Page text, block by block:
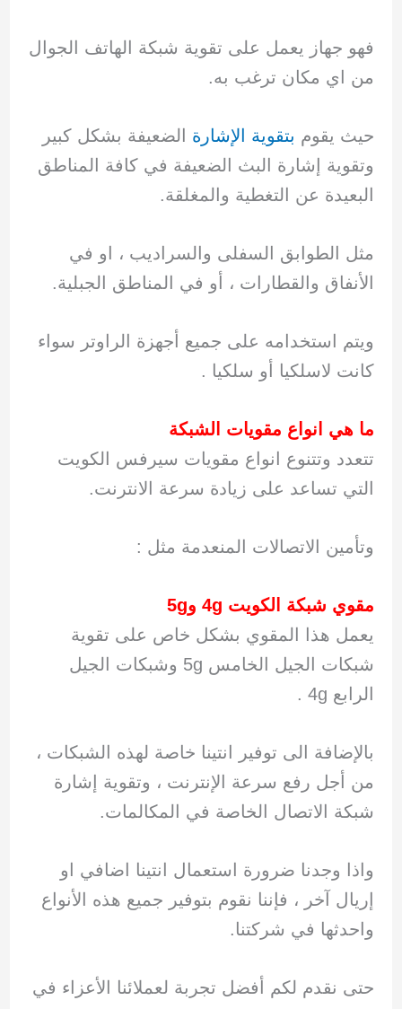
فهو جهاز يعمل على تقوية شبكة الهاتف الجوال
من اي مكان ترغب به.
حيث يقوم بتقوية الإشارة الضعيفة بشكل كبير
وتقوية إشارة البث الضعيفة في كافة المناطق
البعيدة عن التغطية والمغلقة.
مثل الطوابق السفلى والسراديب ، او في
الأنفاق والقطارات ، أو في المناطق الجبلية.
ويتم استخدامه على جميع أجهزة الراوتر سواء
كانت لاسلكيا أو سلكيا .
ما هي انواع مقويات الشبكة
تتعدد وتتنوع انواع مقويات سيرفس الكويت
التي تساعد على زيادة سرعة الانترنت.
وتأمين الاتصالات المنعدمة مثل :
مقوي شبكة الكويت 4 g و5g
يعمل هذا المقوي بشكل خاص على تقوية
شبكات الجيل الخامس 5g وشبكات الجيل
الرابع 4g .
بالإضافة الى توفير انتينا خاصة لهذه الشبكات ،
من أجل رفع سرعة الإنترنت ، وتقوية إشارة
شبكة الاتصال الخاصة في المكالمات.
واذا وجدنا ضرورة استعمال انتينا اضافي او
إريال آخر ، فإننا نقوم بتوفير جميع هذه الأنواع
واحدثها في شركتنا.
حتى نقدم لكم أفضل تجربة لعملائنا الأعزاء في